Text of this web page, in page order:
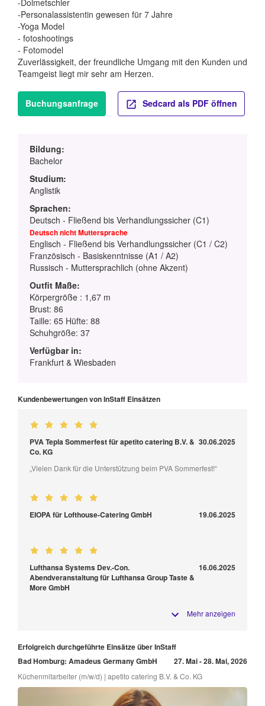
-Dolmetschler
-Personalassistentin gewesen für 7 Jahre
-Yoga Model
- fotoshootings
- Fotomodel
Zuverlässigkeit, der freundliche Umgang mit den Kunden und
Teamgeist liegt mir sehr am Herzen.
Buchungsanfrage Sedcard als PDF öffnen
Bildung:
Bachelor
Studium:
Anglistik
Sprachen:
Deutsch - Fließend bis Verhandlungssicher (C1)
Deutsch nicht Muttersprache
Englisch - Fließend bis Verhandlungssicher (C1 / C2)
Französisch - Basiskenntnisse (A1 / A2)
Russisch - Muttersprachlich (ohne Akzent)
Outfit Maße:
Körpergröße : 1,67 m
Brust: 86
Taille: 65 Hüfte: 88
Schuhgröße: 37
Verfügbar in:
Frankfurt & Wiesbaden
Kundenbewertungen von InStaff Einsätzen
PVA Tepla Sommerfest für apetito catering B.V. &
Co. KG
30.06.2025
„Vielen Dank für die Unterstützung beim PVA Sommerfest!“
EIOPA für Lofthouse-Catering GmbH 19.06.2025
Lufthansa Systems Dev.-Con.
Abendveranstaltung für Lufthansa Group Taste &
More GmbH
16.06.2025
Mehr anzeigen
Erfolgreich durchgeführte Einsätze über InStaff
Bad Homburg: Amadeus Germany GmbH
27. Mai - 28. Mai, 2026
Küchenmitarbeiter (m/w/d) | apetito catering B.V. & Co. KG